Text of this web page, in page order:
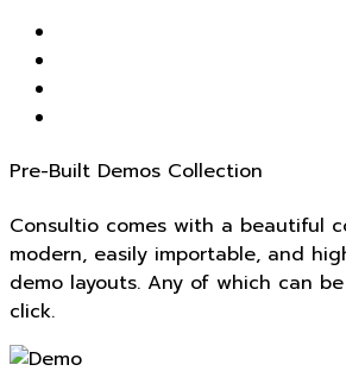
Pre-Built Demos Collection
Consultio comes with a beautiful
modern, easily importable, and
demo layouts. Any of which can
click.